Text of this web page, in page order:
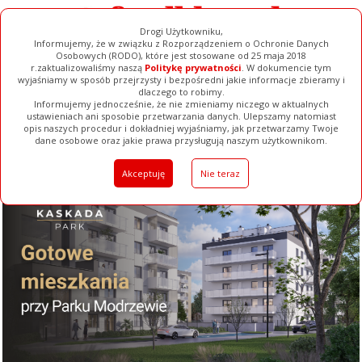
Drogi Użytkowniku,
Informujemy, że w związku z Rozporządzeniem o Ochronie Danych
Osobowych (RODO), które jest stosowane od 25 maja 2018
r.zaktualizowaliśmy naszą Politykę prywatności. W dokumencie tym
wyjaśniamy w sposób przejrzysty i bezpośredni jakie informacje zbieramy i
dlaczego to robimy.
Informujemy jednocześnie, że nie zmieniamy niczego w aktualnych
ustawieniach ani sposobie przetwarzania danych. Ulepszamy natomiast
opis naszych procedur i dokładniej wyjaśniamy, jak przetwarzamy Twoje
dane osobowe oraz jakie prawa przysługują naszym użytkownikom.
Akceptuję Nie teraz
Ogłoszenia Filmy Galerie Baza Firm Pełna Wersja